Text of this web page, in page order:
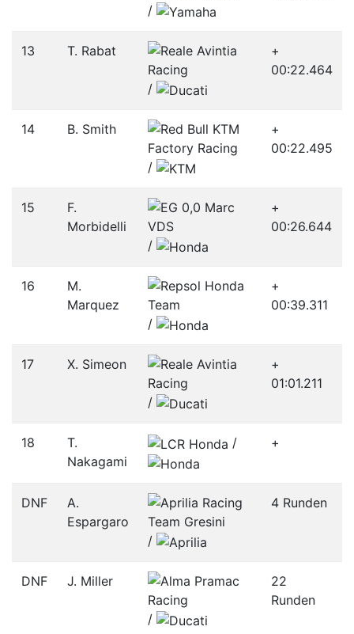
/­
13 T. Rabat
/­
+
00:22.464
14 B. Smith
/­
+
00:22.495
15
F.
Morbidelli
/­
+
00:26.644
16
M.
Marquez
/­
+
00:39.311
17 X. Simeon
/­
+
01:01.211
18
T.
Nakagami
/­ +
DNF
A.
Espargaro
/­
4 Runden
DNF J. Miller
/­
22
Runden